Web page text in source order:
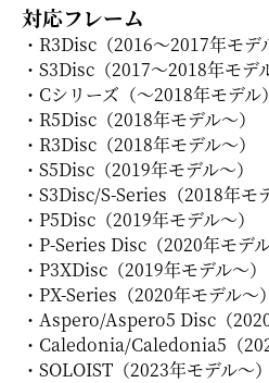
対応フレーム
・R3Disc（2016～2017年モデ
・S3Disc（2017～2018年モデ
・Cシリーズ（～2018年モデル）
・R5Disc（2018年モデル～）
・R3Disc（2018年モデル～）
・S5Disc（2019年モデル～）
・S3Disc/S-Series（2018年モ
・P5Disc（2019年モデル～）
・P-Series Disc（2020年モデル
・P3XDisc（2019年モデル～）
・PX-Series（2020年モデル～）
・Aspero/Aspero5 Disc（2020
・Caledonia/Caledonia5（
・SOLOIST（2023年モデル～）